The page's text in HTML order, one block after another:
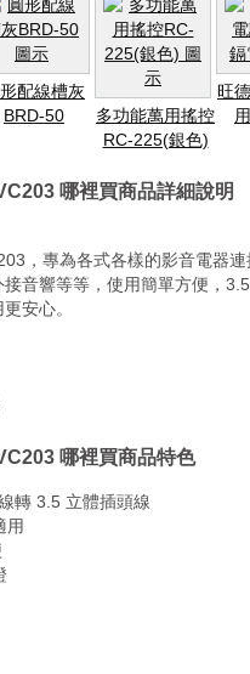
配線槽灰
BRD-50
多功能萬用搖控
RC-225(銀色)
旺
哪裡買商品詳細說明
，專為各式各樣的影音電器
音響等等，使用簡單方便，
安心。
哪裡買商品特色
轉 3.5 立體插頭線
用